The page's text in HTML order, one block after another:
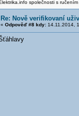
společnosti s
Re: Nově verifikovaní
« Odpověď #8 kdy:14.11.2014,